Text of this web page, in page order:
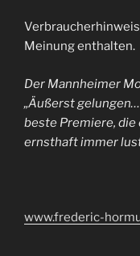
Meinung enthalten.
Der Mannheimer
„Äußerst
beste Premiere, die
ernsthaft immer
www.frederic-